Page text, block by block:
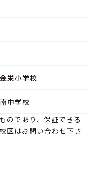
栄小学校
中学校
のであり、保証できる
区はお問い合わせ下さ